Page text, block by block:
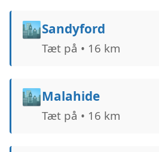
🏙️Sandyford
Tæt på • 16 km
🏙️Malahide
Tæt på • 16 km